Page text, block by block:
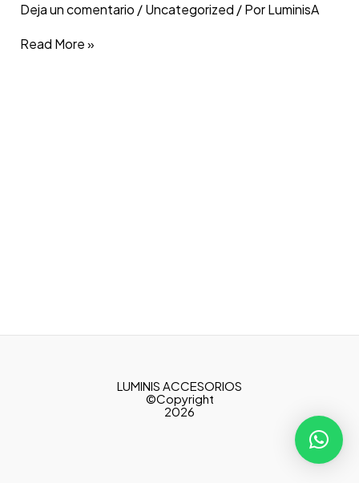
Deja un comentario /Uncategorized / PorLuminisA
Read More »
LUMINIS ACCESORIOS
©Copyright
2026